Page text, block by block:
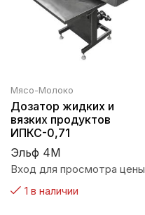
Мясо-Молоко
Дозатор жидких и
вязких продуктов
ИПКС-0,71
Эльф 4М
Вход для просмотра цены
1 в наличии